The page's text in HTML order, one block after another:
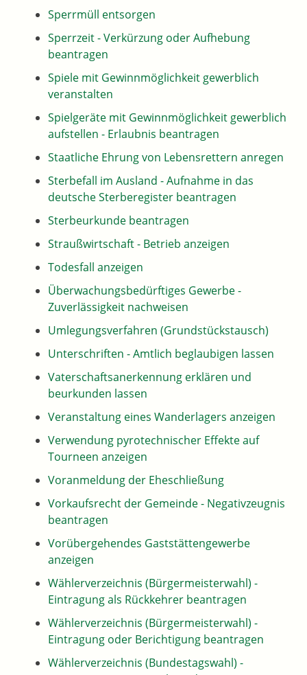
Sperrmüll entsorgen
Sperrzeit - Verkürzung oder Aufhebung
beantragen
Spiele mit Gewinnmöglichkeit gewerblich
veranstalten
Spielgeräte mit Gewinnmöglichkeit gewerblich
aufstellen - Erlaubnis beantragen
Staatliche Ehrung von Lebensrettern anregen
Sterbefall im Ausland - Aufnahme in das
deutsche Sterberegister beantragen
Sterbeurkunde beantragen
Straußwirtschaft - Betrieb anzeigen
Todesfall anzeigen
Überwachungsbedürftiges Gewerbe -
Zuverlässigkeit nachweisen
Umlegungsverfahren (Grundstückstausch)
Unterschriften - Amtlich beglaubigen lassen
Vaterschaftsanerkennung erklären und
beurkunden lassen
Veranstaltung eines Wanderlagers anzeigen
Verwendung pyrotechnischer Effekte auf
Tourneen anzeigen
Voranmeldung der Eheschließung
Vorkaufsrecht der Gemeinde - Negativzeugnis
beantragen
Vorübergehendes Gaststättengewerbe
anzeigen
Wählerverzeichnis (Bürgermeisterwahl) -
Eintragung als Rückkehrer beantragen
Wählerverzeichnis (Bürgermeisterwahl) -
Eintragung oder Berichtigung beantragen
Wählerverzeichnis (Bundestagswahl) -